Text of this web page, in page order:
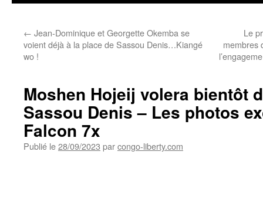
← Jean-Dominique et Georgette Okemba se
voient déjà à la place de Sassou Denis…Kiangé
wo !
Le
membres
Moshen Hojeij volera bientôt
Sassou Denis – Les photos
Falcon 7x
Publié le28/09/2023 parcongo-liberty.com